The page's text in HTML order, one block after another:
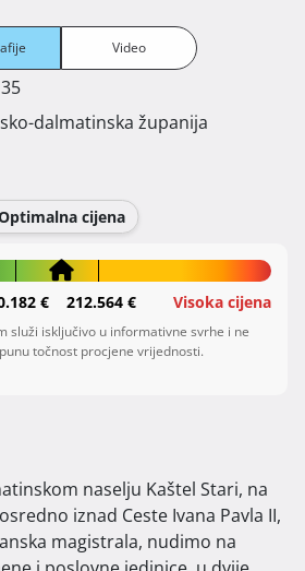
Video
dalmatinska županija
cijena
€ 212.564 € Visoka cijena
služi isključivo u informativne svrhe i ne
točnost procjene vrijednosti.
iznad Ceste Ivana Pavla II,
magistrala, nudimo na